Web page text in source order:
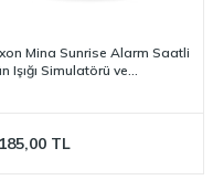
Mina Sunrise Alarm Saatli
Işığı Simulatörü ve
TL